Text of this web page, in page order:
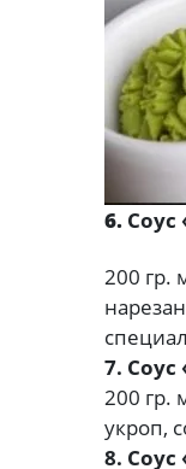
6. Соус
200 гр.
7.
200 гр.
укроп,
8.